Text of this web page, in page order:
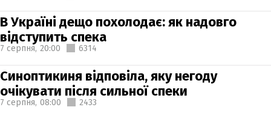
В Україні дещо похолодає: як надовго
відступить спека
7 серпня, 20:00 6314
Синоптикиня відповіла, яку негоду
очікувати після сильної спеки
7 серпня, 08:00 2433